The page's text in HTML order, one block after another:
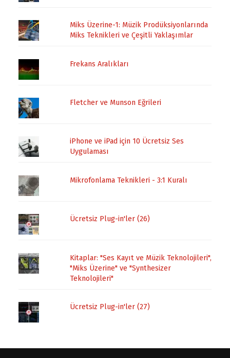
Miks Üzerine-1: Müzik Prodüksiyonlarında
Miks Teknikleri ve Çeşitli Yaklaşımlar
Frekans Aralıkları
Fletcher ve Munson Eğrileri
iPhone ve iPad için 10 Ücretsiz Ses
Uygulaması
Mikrofonlama Teknikleri - 3:1 Kuralı
Ücretsiz Plug-in'ler (26)
Kitaplar: "Ses Kayıt ve Müzik Teknolojileri",
"Miks Üzerine" ve "Synthesizer
Teknolojileri"
Ücretsiz Plug-in'ler (27)